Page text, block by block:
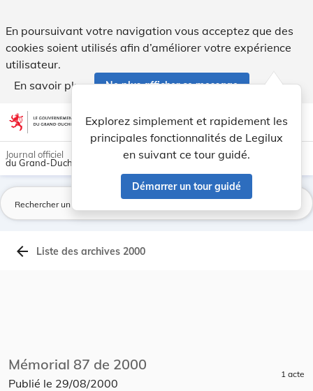
En poursuivant votre navigation vous acceptez que des
cookies soient utilisés afin d’améliorer votre expérience
utilisateur.
En savoir plus
Ne plus afficher ce message
Aller au contenu account_circle help Aide
Explorez simplement et rapidement les
principales fonctionnalités de Legilux
en suivant ce tour guidé.
Démarrer un tour guidé
light_mode dark_mode
Journal officiel
du Grand-Duché de Luxembourg
arrow_back Liste des archives 2000
Mémorial 87 de 2000
Publié le 29/08/2000
1 acte